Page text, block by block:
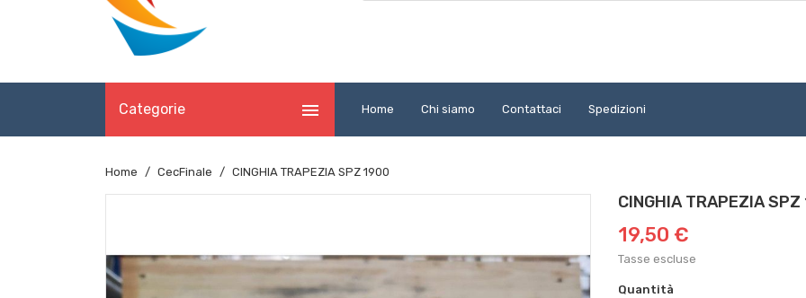
Categorie  Home Chi siamo Contattaci Spedizioni
Home CecFinale CINGHIA TRAPEZIA SPZ 1900
CINGHIA TRAPEZIA
19,50 €
Tasse escluse
Quantità